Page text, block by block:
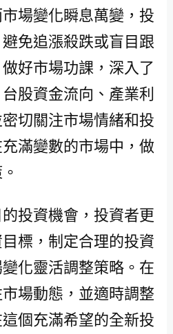
場變化瞬息萬變，投
免追漲殺跌或盲目跟
好市場功課，深入了
股資金流向、產業利
切關注市場情緒和投
滿變數的市場中，做
投資機會，投資者更
標，制定合理的投資
化靈活調整策略。在
場動態，並適時調整
個充滿希望的全新投